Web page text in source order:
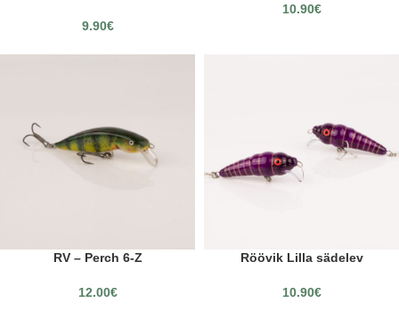
9.90€
10.90€
RV – Perch 6-Z
12.00€
Röövik Lilla sädelev
10.90€